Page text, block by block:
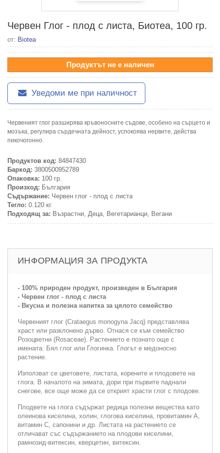
Червен Глог - плод с листа, Биотеа, 100 гр.
от: Biotea
Продуктът не е наличен
Уведоми ме при наличност
Червеният глог разширява кръвоносните съдове, особено на сърцето и
мозъка, регулира сърдечната дейност, успокоява нервите, действа
пикочогонно.
Продуктов код: 84847430
Баркод: 3800500952789
Опаковка: 100 гр.
Произход: България
Съдържание: Червен глог - плод с листа
Тегло: 0.120 кг.
Подходящ за: Възрастни, Деца, Вегетарианци, Вегани
ИНФОРМАЦИЯ ЗА ПРОДУКТА
- 100% природен продукт, произведен в България
- Червен глог - плод с листа
- Вкусна и полезна напитка за цялото семейство
Червеният глог (Crataegus monogyna Jacq) представлява
храст или разклонено дърво. Отнася се към семейство
Розоцветни (Rosaceae). Растението е познато още с
имената: Бял глог или Глогинка. Глогът е медоносно
растение.
Използват се цветовете, листата, корените и плодовете на
глога. В началото на зимата, дори при първите паднали
снегове, все още може да се открият храсти глог с плодове.
Плодвете на глога съдържат редица полезни вещества като
олеинова киселина, холин, глогова киселина, провитамин А,
витамин С, сапонини и др. Листата на растението се
отличават със съдържанието на плодови киселини,
рамнозид-витексин, кверцетин, витексин.